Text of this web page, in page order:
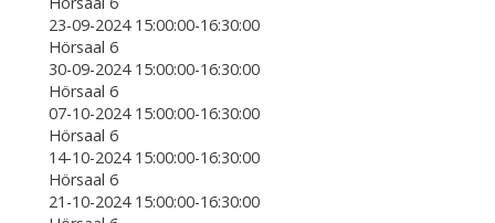
23-09-2024 15:00:00-16:30:00
Hörsaal 6
30-09-2024 15:00:00-16:30:00
Hörsaal 6
07-10-2024 15:00:00-16:30:00
Hörsaal 6
14-10-2024 15:00:00-16:30:00
Hörsaal 6
21-10-2024 15:00:00-16:30:00